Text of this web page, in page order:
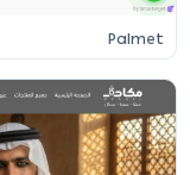
Palmet